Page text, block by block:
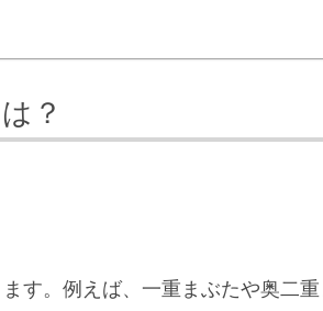
？
す。例えば、一重まぶたや奥二